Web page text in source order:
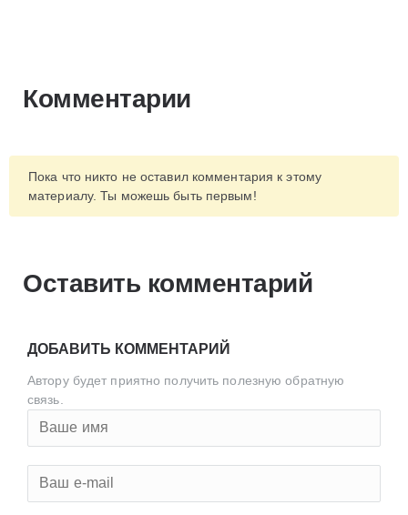
Комментарии
Пока что никто не оставил комментария к этому
материалу. Ты можешь быть первым!
Оставить комментарий
ДОБАВИТЬ КОММЕНТАРИЙ
Автору будет приятно получить полезную обратную
связь.